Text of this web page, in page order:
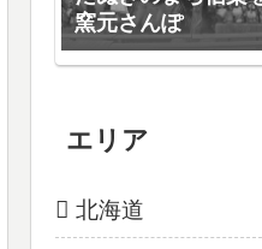
窯元さんぽ
エリア
北海道